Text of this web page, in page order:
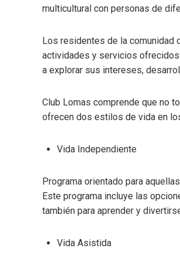
multicultural con personas de
Los residentes de la comunidad
actividades y servicios
a explorar sus intereses,
Club Lomas comprende que no
ofrecen dos estilos de vida en
Vida Independiente
Programa orientado para
Este programa incluye las
también para aprender y
Vida Asistida